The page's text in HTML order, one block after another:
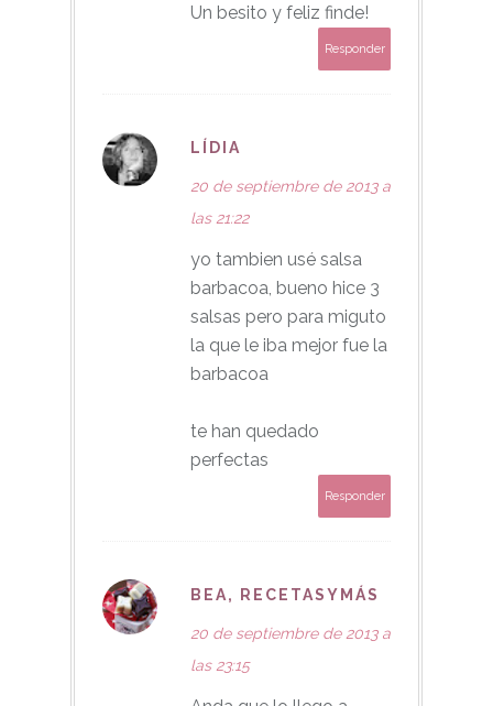
Un besito y feliz finde!
Responder
LÍDIA
20 de septiembre de 2013 a
las 21:22
yo tambien usé salsa
barbacoa, bueno hice 3
salsas pero para miguto
la que le iba mejor fue la
barbacoa
te han quedado
perfectas
Responder
BEA, RECETASYMÁS
20 de septiembre de 2013 a
las 23:15